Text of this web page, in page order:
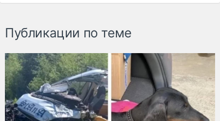
Публикации по теме